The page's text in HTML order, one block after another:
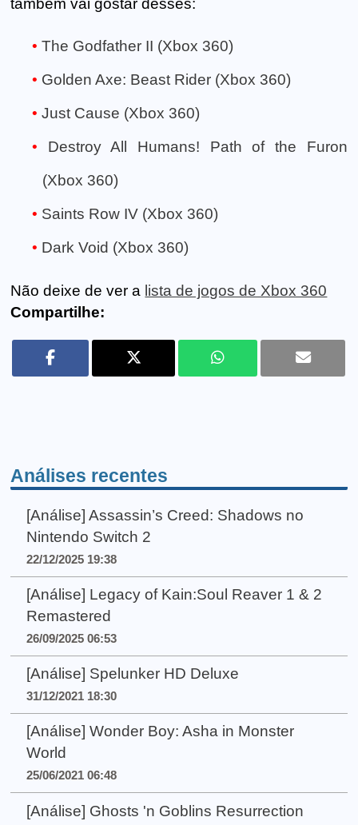
The Godfather II (Xbox 360)
Golden Axe: Beast Rider (Xbox 360)
Just Cause (Xbox 360)
Destroy All Humans! Path of the Furon
(Xbox 360)
Saints Row IV (Xbox 360)
Dark Void (Xbox 360)
Não deixe de ver a lista de jogos de Xbox 360
Compartilhe:
Análises recentes
[Análise] Assassin’s Creed: Shadows no
Nintendo Switch 2
22/12/2025 19:38
[Análise] Legacy of Kain:Soul Reaver 1 & 2
Remastered
26/09/2025 06:53
[Análise] Spelunker HD Deluxe
31/12/2021 18:30
[Análise] Wonder Boy: Asha in Monster
World
25/06/2021 06:48
[Análise] Ghosts 'n Goblins Resurrection